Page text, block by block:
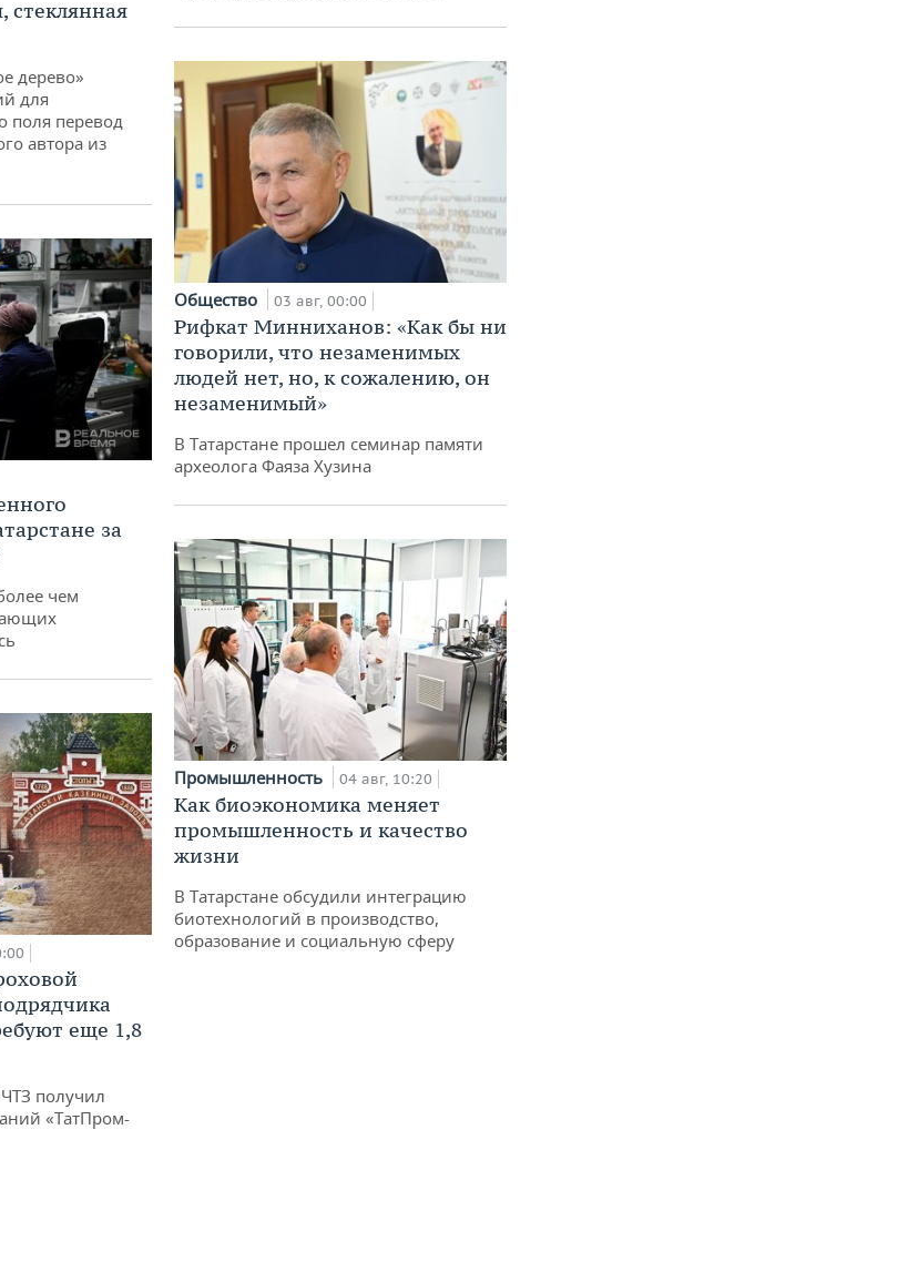
стеклянная
дерево»
для
поля перевод
автора из
за
чем
еще 1,8
получил
«ТатПром-
Общество 03 авг, 00:00
Рифкат Минниханов: «Как бы ни
говорили, что незаменимых
людей нет, но, к сожалению, он
незаменимый»
В Татарстане прошел семинар памяти
археолога Фаяза Хузина
Промышленность 04 авг, 10:20
Как биоэкономика меняет
промышленность и качество
жизни
В Татарстане обсудили интеграцию
биотехнологий в производство,
образование и социальную сферу